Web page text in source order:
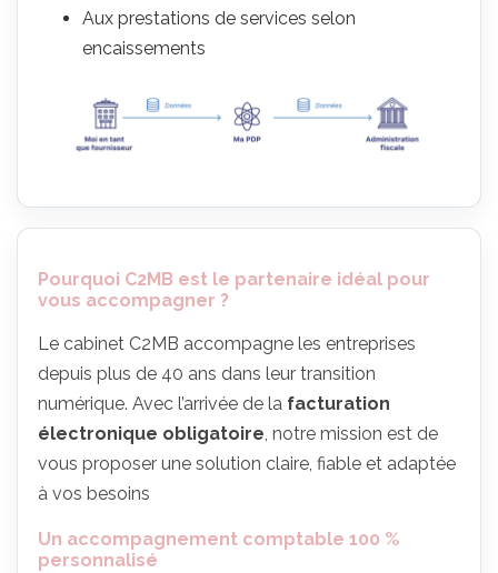
Aux prestations de services selon
encaissements
Pourquoi C2MB est le partenaire idéal pour
vous accompagner ?
Le cabinet C2MB accompagne les entreprises
depuis plus de 40 ans dans leur transition
numérique. Avec l’arrivée de la facturation
électronique obligatoire, notre mission est de
vous proposer une solution claire, fiable et adaptée
à vos besoins
Un accompagnement comptable 100 %
personnalisé